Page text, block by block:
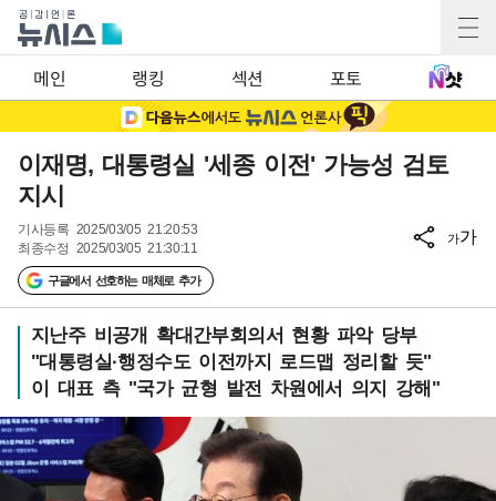
메인 랭킹 섹션 포토
이재명, 대통령실 '세종 이전' 가능성 검토
지시
기사등록 2025/03/05 21:20:53
최종수정 2025/03/05 21:30:11
구글에서 선호하는 매체로 추가
가가
지난주 비공개 확대간부회의서 현황 파악 당부
"대통령실·행정수도 이전까지 로드맵 정리할 듯"
이 대표 측 "국가 균형 발전 차원에서 의지 강해"